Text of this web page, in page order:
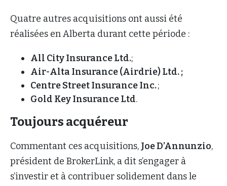
Quatre autres acquisitions ont aussi été
réalisées en Alberta durant cette période :
All City Insurance Ltd.;
Air-Alta Insurance (Airdrie) Ltd. ;
Centre Street Insurance Inc.;
Gold Key Insurance Ltd.
Toujours acquéreur
Commentant ces acquisitions, Joe D’Annunzio,
président de BrokerLink, a dit s’engager à
s’investir et à contribuer solidement dans le